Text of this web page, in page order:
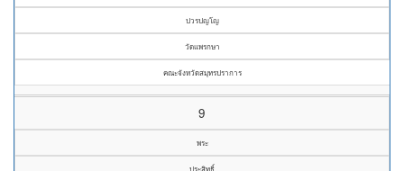
ปวรปญโญ
วัดแพรกษา
คณะจังหวัดสมุทรปราการ
9
พระ
ประสิทธิ์